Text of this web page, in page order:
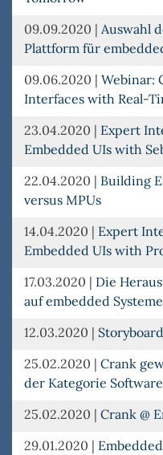
09.09.2020 | Auswahl
Plattform für
09.06.2020 | Webinar:
Interfaces with Real-
23.04.2020 | Expert
Embedded UIs with
22.04.2020 | Building
versus MPUs
14.04.2020 | Expert
Embedded UIs with
17.03.2020 | Die
auf embedded
12.03.2020 |
25.02.2020 | Crank
der Kategorie Software
25.02.2020 | Crank @
29.01.2020 |